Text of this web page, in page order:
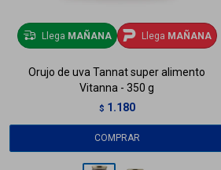
Llega MAÑANA Llega MAÑANA
Orujo de uva Tannat super alimento
Vitanna - 350 g
$ 1.180